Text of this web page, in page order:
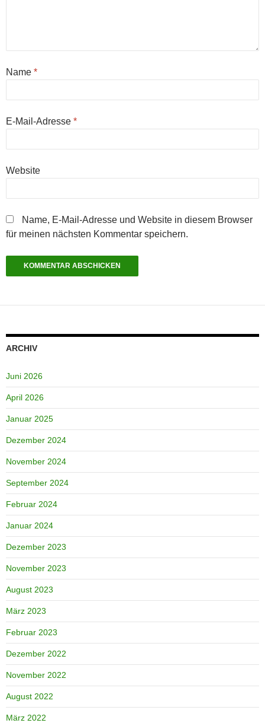
Name *
E-Mail-Adresse *
Website
Name, E-Mail-Adresse und Website in diesem Browser
für meinen nächsten Kommentar speichern.
ARCHIV
Juni 2026
April 2026
Januar 2025
Dezember 2024
November 2024
September 2024
Februar 2024
Januar 2024
Dezember 2023
November 2023
August 2023
März 2023
Februar 2023
Dezember 2022
November 2022
August 2022
März 2022